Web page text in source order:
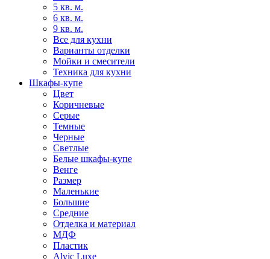
5 кв. м.
6 кв. м.
9 кв. м.
Все для кухни
Варианты отделки
Мойки и смесители
Техника для кухни
Шкафы-купе
Цвет
Коричневые
Серые
Темные
Черные
Светлые
Белые шкафы-купе
Венге
Размер
Маленькие
Большие
Средние
Отделка и материал
МДФ
Пластик
Alvic Luxe